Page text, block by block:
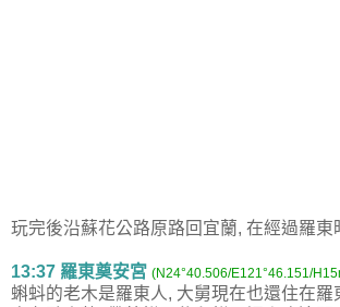
玩完後沿蘇花公路原路回宜蘭, 在經過羅東
13:37 羅東奠安宮 (N24°40.506/E121°46.151/
蝌蚪的老木是羅東人, 大舅現在也還住在羅